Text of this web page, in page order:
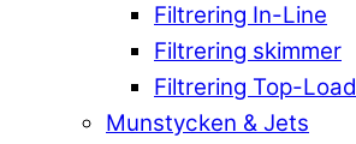
Filtrering In-Line
Filtrering skimmer
Filtrering Top-Load
Munstycken & Jets